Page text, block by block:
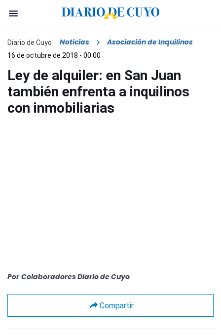
Diario de Cuyo Noticias Asociación de Inquilinos
16 de octubre de 2018 - 00:00
Ley de alquiler: en San Juan
también enfrenta a inquilinos
con inmobiliarias
Por Colaboradores Diario de Cuyo
Compartir